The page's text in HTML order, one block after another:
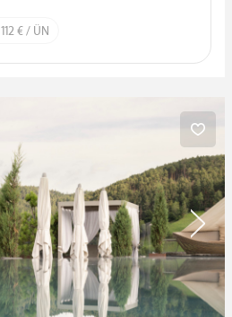
112 € / ÜN